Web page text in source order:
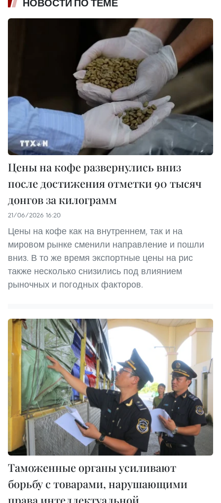
НОВОСТИ ПО ТЕМЕ
Цены на кофе развернулись вниз
после достижения отметки 90 тысяч
донгов за килограмм
21/06/2026 16:20
Цены на кофе как на внутреннем, так и на
мировом рынке сменили направление и пошли
вниз. В то же время экспортные цены на рис
также несколько снизились под влиянием
рыночных и погодных факторов.
Таможенные органы усиливают
борьбу с товарами, нарушающими